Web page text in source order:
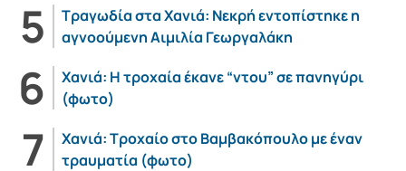
Τραγωδία στα Χανιά: Νεκρή εντοπίστηκε η
αγνοούμενη Αιμιλία Γεωργαλάκη
Χανιά: Η τροχαία έκανε “ντου” σε πανηγύρι
(φωτο)
Χανιά: Τροχαίο στο Βαμβακόπουλο με έναν
τραυματία (φωτο)